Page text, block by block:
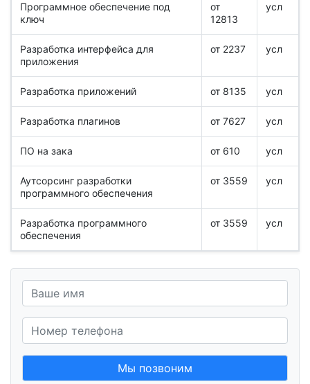
Программное обеспечение под
ключ
от
12813
усл
Разработка интерфейса для
приложения
от 2237 усл
Разработка приложений от 8135 усл
Разработка плагинов от 7627 усл
ПО на зака от 610 усл
Аутсорсинг разработки
программного обеспечения
от 3559 усл
Разработка программного
обеспечения
от 3559 усл
Мы позвоним